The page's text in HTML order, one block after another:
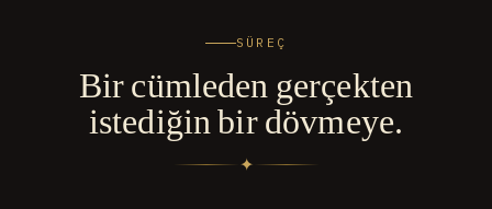
SÜREÇ
Bir cümleden gerçekten
istediğin bir dövmeye.
✦